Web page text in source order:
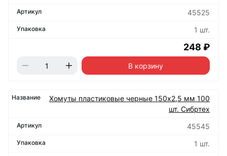
45525
1 шт.
248 ₽
В корзину
Хомуты пластиковые черные 150х2,5 мм 100
шт. Сибртех
45545
1 шт.